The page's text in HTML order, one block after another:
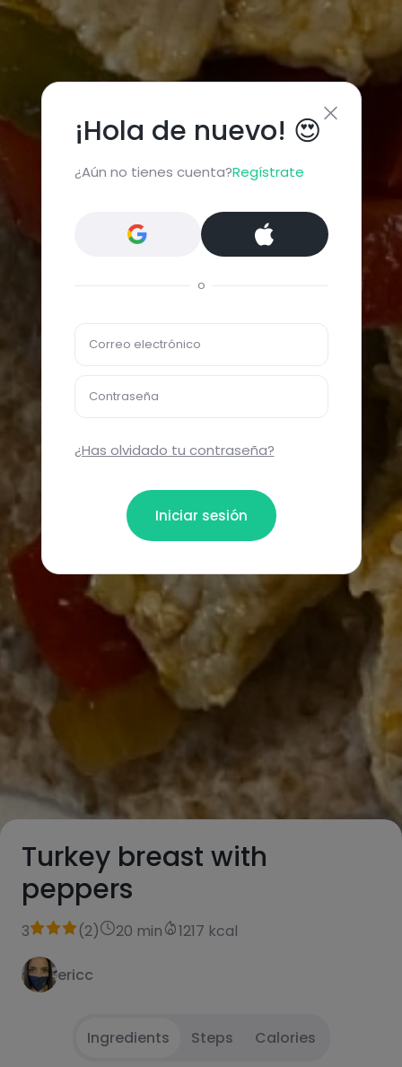
Turkey breast with
peppers
3 (2) 20 min 1217 kcal
ericc
Ingredients Steps Calories
¡Hola de nuevo! 😍
¿Aún no tienes cuenta?Regístrate
o
Correo electrónico
Contraseña
¿Has olvidado tu contraseña?
Iniciar sesión